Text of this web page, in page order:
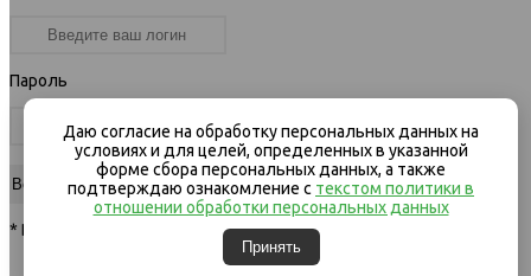
Пароль
* Вход для клиентов компании
Даю согласие на обработку персональных данных на
условиях и для целей, определенных в указанной
форме сбора персональных данных, а также
подтверждаю ознакомление с текстом политики в
отношении обработки персональных данных
Принять